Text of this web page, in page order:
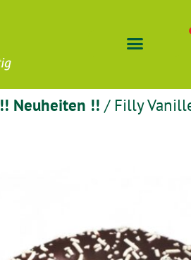
!! Neuheiten !! / Filly